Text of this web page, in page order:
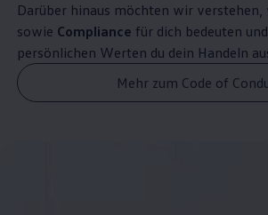
Darüber hinaus möchten wir verstehen,
sowie Compliance für dich bedeuten
persönlichen Werten du dein Handeln
Mehr zum Code of